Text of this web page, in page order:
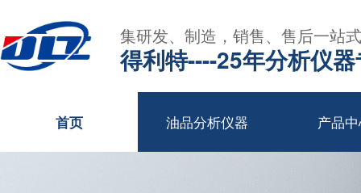
集研发、制造，销售、售后一站
得利特----25年分析仪
首页 油品分析仪器 产品